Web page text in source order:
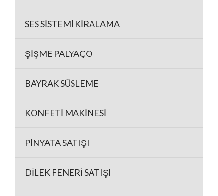
SES SİSTEMİ KİRALAMA
ŞİŞME PALYAÇO
BAYRAK SÜSLEME
KONFETİ MAKİNESİ
PİNYATA SATIŞI
DİLEK FENERİ SATIŞI